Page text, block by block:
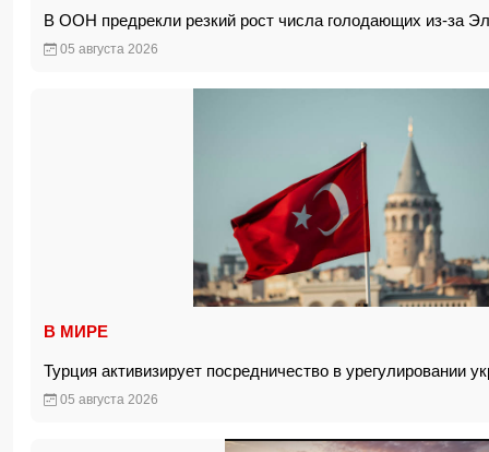
В ООН предрекли резкий рост числа голодающих из-за
05 августа 2026
В МИРЕ
Турция активизирует посредничество в урегулировании
05 августа 2026